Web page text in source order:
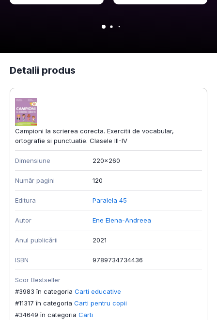
Detalii produs
Campioni la scrierea corecta. Exercitii de vocabular,
ortografie si punctuatie. Clasele III-IV
Dimensiune 220x260
Număr pagini 120
Editura Paralela 45
Autor Ene Elena-Andreea
Anul publicării 2021
ISBN 9789734734436
Scor Bestseller
#3983 în categoria Carti educative
#11317 în categoria Carti pentru copii
#34649 în categoria Carti